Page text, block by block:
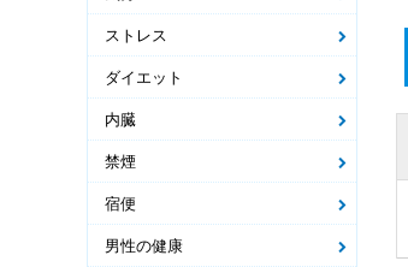
ストレス
ダイエット
内臓
禁煙
宿便
男性の健康